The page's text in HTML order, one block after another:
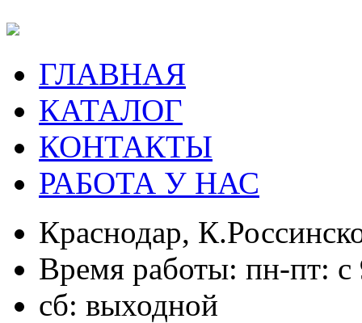
ГЛАВНАЯ
КАТАЛОГ
КОНТАКТЫ
РАБОТА У НАС
Краснодар,
Время работы: пн-пт:
сб: выходной